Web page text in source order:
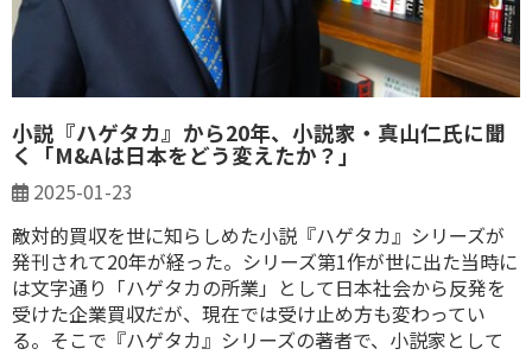
小説『ハゲタカ』から20年、小説家・真山仁氏に聞
く「M&Aは日本をどう変えたか？」
2025-01-23
敵対的買収を世に知らしめた小説『ハゲタカ』シリーズが
発刊されて20年が経った。シリーズ第1作が世に出た当時に
は文字通り「ハゲタカの所業」として日本社会から反発を
受けた企業買収だが、現在では受け止め方も変わってい
る。そこで『ハゲタカ』シリーズの著者で、小説家として